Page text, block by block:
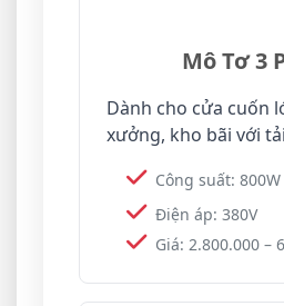
Mô Tơ 3
Dành cho cửa cuốn
xưởng, kho bãi với
Công suất:
Điện áp: 380V
Giá: 2.800.000 –